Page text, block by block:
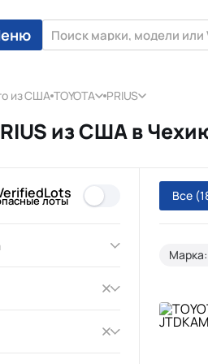
из США TOYOTA PRIUS
из США в
лоты Все
Марка: